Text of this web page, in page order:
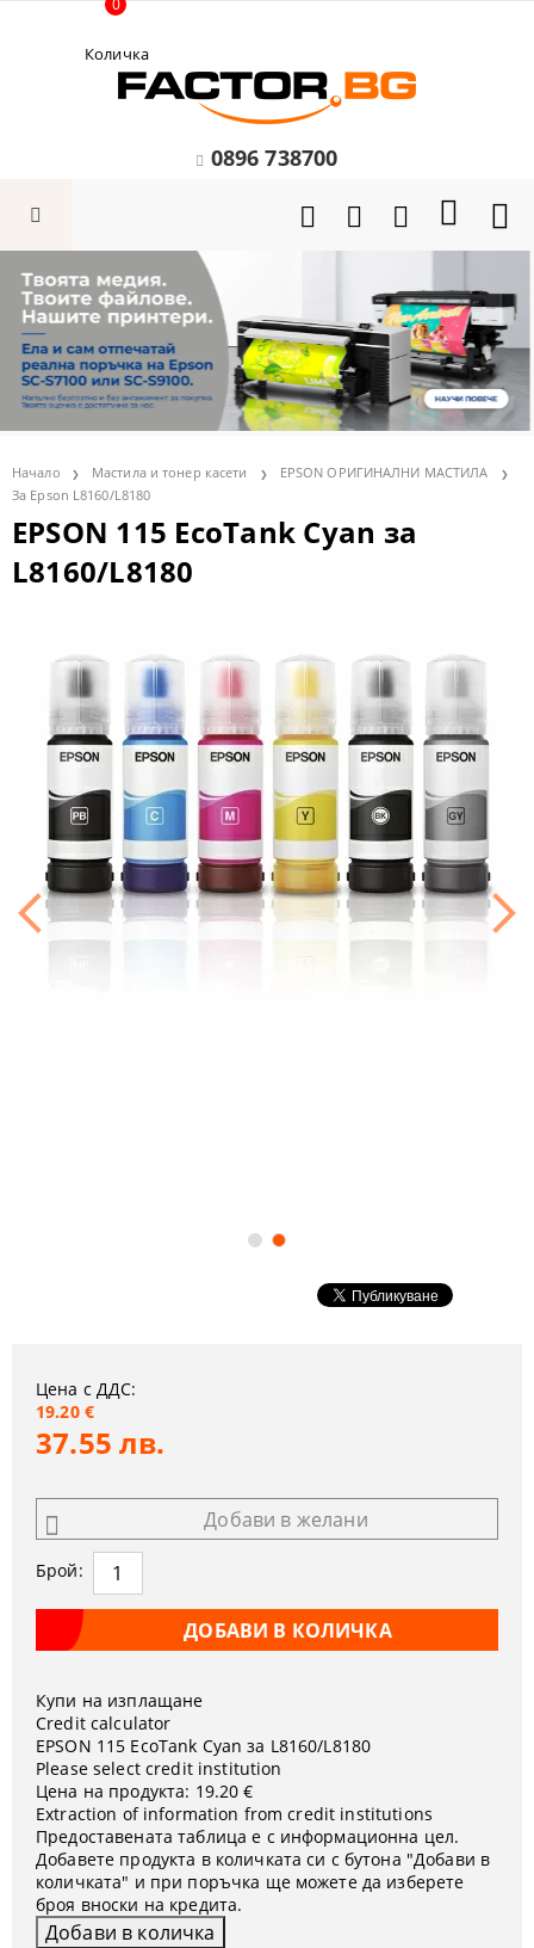
Количка
0
0896 738700
Начало Мастила и тонер касети
EPSON ОРИГИНАЛНИ МАСТИЛА
За Epson L8160/L8180
EPSON 115 EcoTank Cyan за
L8160/L8180
Цена с ДДС:
19.20 €
37.55 лв.
Добави в желани
Брой:
Купи на изплащане
Credit calculator
EPSON 115 EcoTank Cyan за L8160/L8180
Please select credit institution
Цена на продукта: 19.20 €
Extraction of information from credit institutions
Предоставената таблица е с информационна цел.
Добавете продукта в количката си с бутона "Добави в
количката" и при поръчка ще можете да изберете
броя вноски на кредита.